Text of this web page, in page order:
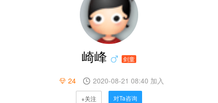
崎峰 剑童
24 2020-08-21 08:40 加入
+关注 对Ta咨询